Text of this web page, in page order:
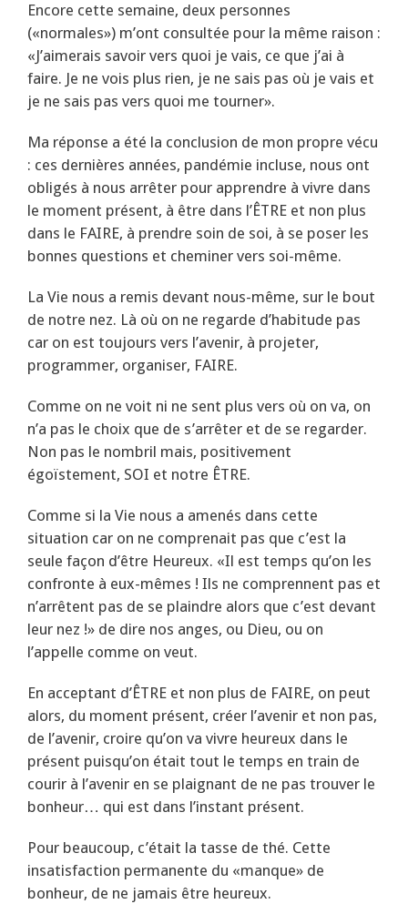
Encore cette semaine, deux personnes
(«normales») m’ont consultée pour la même raison :
«J’aimerais savoir vers quoi je vais, ce que j’ai à
faire. Je ne vois plus rien, je ne sais pas où je vais et
je ne sais pas vers quoi me tourner».
Ma réponse a été la conclusion de mon propre vécu
: ces dernières années, pandémie incluse, nous ont
obligés à nous arrêter pour apprendre à vivre dans
le moment présent, à être dans l’ÊTRE et non plus
dans le FAIRE, à prendre soin de soi, à se poser les
bonnes questions et cheminer vers soi-même.
La Vie nous a remis devant nous-même, sur le bout
de notre nez. Là où on ne regarde d’habitude pas
car on est toujours vers l’avenir, à projeter,
programmer, organiser, FAIRE.
Comme on ne voit ni ne sent plus vers où on va, on
n’a pas le choix que de s’arrêter et de se regarder.
Non pas le nombril mais, positivement
égoïstement, SOI et notre ÊTRE.
Comme si la Vie nous a amenés dans cette
situation car on ne comprenait pas que c’est la
seule façon d’être Heureux. «Il est temps qu’on les
confronte à eux-mêmes ! Ils ne comprennent pas et
n’arrêtent pas de se plaindre alors que c’est devant
leur nez !» de dire nos anges, ou Dieu, ou on
l’appelle comme on veut.
En acceptant d’ÊTRE et non plus de FAIRE, on peut
alors, du moment présent, créer l’avenir et non pas,
de l’avenir, croire qu’on va vivre heureux dans le
présent puisqu’on était tout le temps en train de
courir à l’avenir en se plaignant de ne pas trouver le
bonheur… qui est dans l’instant présent.
Pour beaucoup, c’était la tasse de thé. Cette
insatisfaction permanente du «manque» de
bonheur, de ne jamais être heureux.